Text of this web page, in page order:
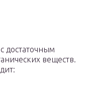
достаточным
веществ.